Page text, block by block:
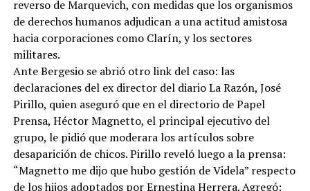
reverso de Marquevich, con medidas que los organismos
de derechos humanos adjudican a una actitud amistosa
hacia corporaciones como Clarín, y los sectores
militares.
Ante Bergesio se abrió otro link del caso: las
declaraciones del ex director del diario La Razón, José
Pirillo, quien aseguró que en el directorio de Papel
Prensa, Héctor Magnetto, el principal ejecutivo del
grupo, le pidió que moderara los artículos sobre
desaparición de chicos. Pirillo reveló luego a la prensa:
“Magnetto me dijo que hubo gestión de Videla” respecto
de los hijos adoptados por Ernestina Herrera. Agregó: